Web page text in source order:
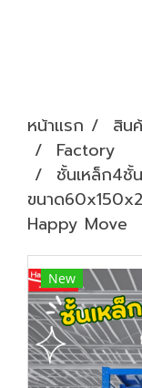
หน้าแรก สิน
Factory
ชั้นเหล็ก4ชั้
ขนาด
Happy Move
New